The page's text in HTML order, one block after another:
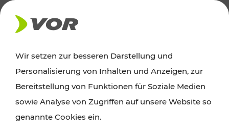
AKTUELLES
News
Alle wichtigen Meldungen zu Fahrplanänderungen,
Wir setzen zur besseren Darstellung und
Personalisierung von Inhalten und Anzeigen, zur
Bereitstellung von Funktionen für Soziale Medien
sowie Analyse von Zugriffen auf unsere Website so
genannte Cookies ein.